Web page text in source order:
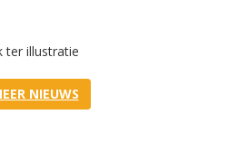
ter illustratie
NIEUWS